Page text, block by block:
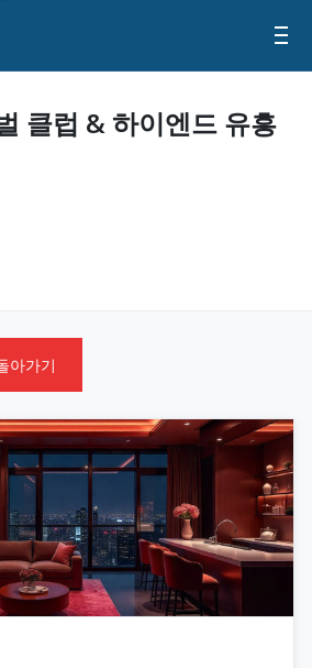
클럽 & 하이엔드 유흥
아가기